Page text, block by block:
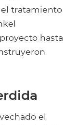
tratamiento
hasta
el